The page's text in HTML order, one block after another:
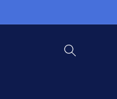
al contenido